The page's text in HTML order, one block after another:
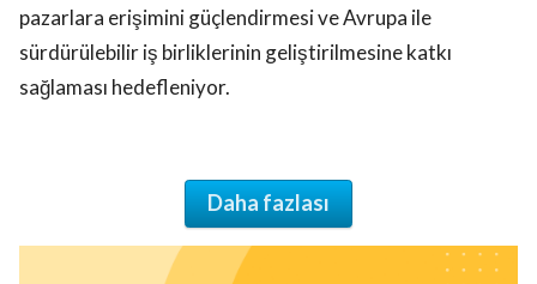
pazarlara erişimini güçlendirmesi ve Avrupa ile
sürdürülebilir iş birliklerinin geliştirilmesine katkı
sağlaması hedefleniyor.
Daha fazlası